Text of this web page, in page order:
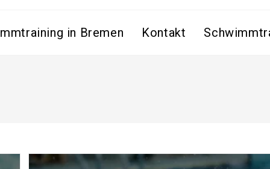
in Bremen Kontakt